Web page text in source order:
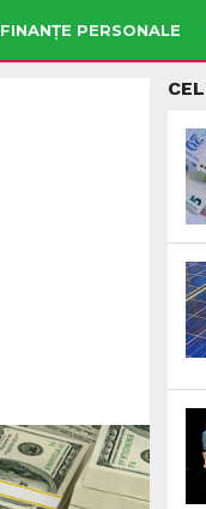
FINANȚE PERSONALE